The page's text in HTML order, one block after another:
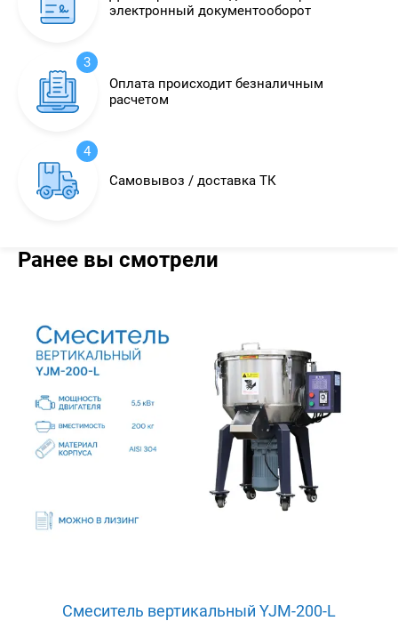
электронный документооборот
3
Оплата происходит безналичным
расчетом
4
Самовывоз / доставка ТК
Ранее вы смотрели
Смеситель вертикальный YJM-200-L